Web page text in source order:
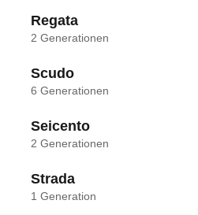
Regata
2 Generationen
Scudo
6 Generationen
Seicento
2 Generationen
Strada
1 Generation